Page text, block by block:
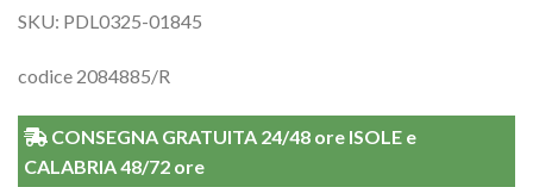
SKU: PDL0325-01845
codice 2084885/R
CONSEGNA GRATUITA 24/48 ore ISOLE e
CALABRIA 48/72 ore